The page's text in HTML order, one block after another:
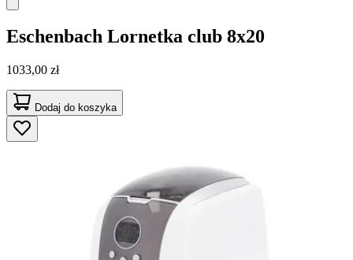
Eschenbach Lornetka club 8x20
1033,00 zł
Dodaj do koszyka